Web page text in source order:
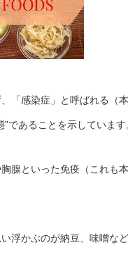
「感染症」と呼ばれる（
であることを示しています
腺といった免疫（これ
浮かぶのが納豆、味噌など